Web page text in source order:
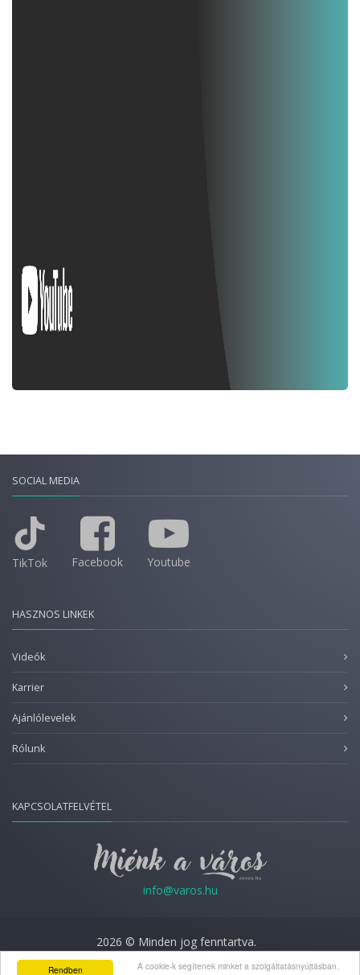
Rendben
A cookie-k segítenek minket a szolgáltatásnyújtásban.
SOCIAL MEDIA
TikTok Facebook Youtube
HASZNOS LINKEK
Videók
Karrier
Ajánlólevelek
Rólunk
KAPCSOLATFELVÉTEL
info@varos.hu
2026 © Minden jog fenntartva.
Adatkezelési nyilatkozat